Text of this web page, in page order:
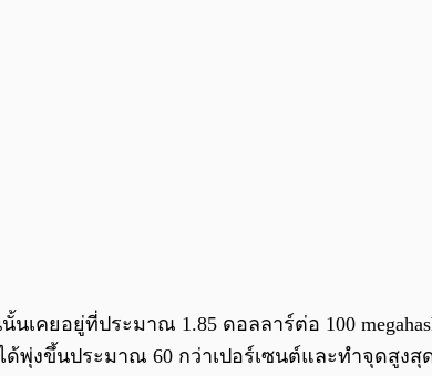
เคยอยู่ที่ประมาณ 1.85 ดอลลาร์ต่อ 100
งขึ้นประมาณ 60 กว่าเปอร์เซนต์และทำจุดสูง